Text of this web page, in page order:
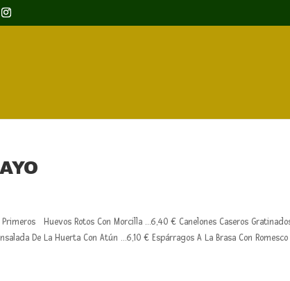
Huevos Rotos Con Morcilla …6,40 € Canelones Caseros
De La Huerta Con Atún …6,10 € Espárragos A La Brasa Con